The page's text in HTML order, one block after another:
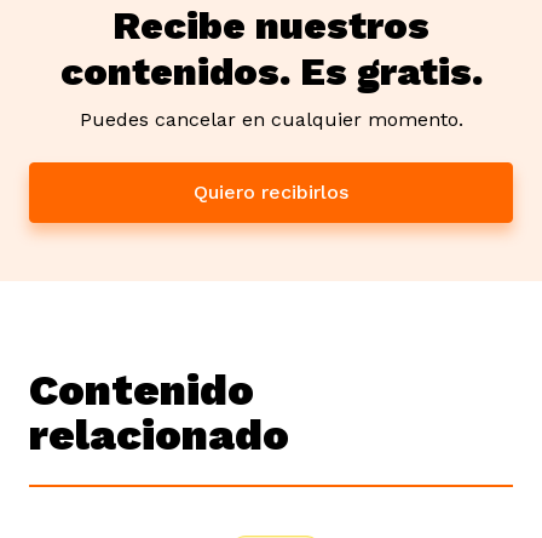
Recibe nuestros
contenidos. Es gratis.
Puedes cancelar en cualquier momento.
Quiero recibirlos
Contenido
relacionado